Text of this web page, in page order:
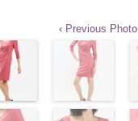
‹ Previous Photo